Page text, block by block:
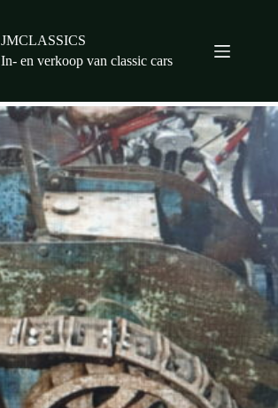
JMCLASSICS
In- en verkoop van classic cars